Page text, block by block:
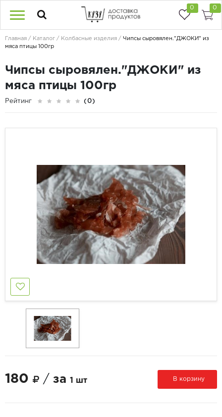
0 0
Главная Каталог Колбасные изделия
Чипсы сыровялен."ДЖОКИ" из
мяса птицы 100гр
Чипсы сыровялен."ДЖОКИ" из
мяса птицы 100гр
Рейтинг (0)
180 / за 1 шт В корзину